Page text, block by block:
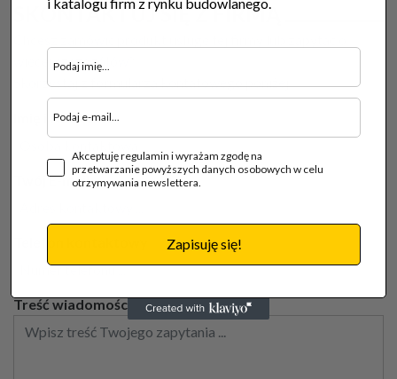
SKONTAKTUJ SIĘ Z FIRMĄ
więcej szczegółów?
Skorzystaj z formularza kontatowego poniżej:
Imię i Nazwisko
Twój E-mail
Treść wiadomości
Akceptuję regulamin i wyrażam zgodę na
przetwarzanie powyższych danych osobowych w celu
otrzymywania newslettera.
Zapisuję się!